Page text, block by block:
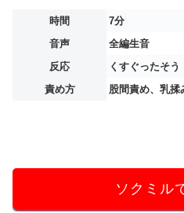
時間
7分
音声
全編生音
反応
くすぐったそう
責め方
股間責め、乳揉
ソクミル